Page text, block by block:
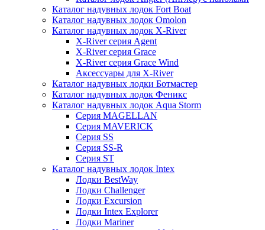
Каталог надувных лодок Fort Boat
Каталог надувных лодок Omolon
Каталог надувных лодок X-River
X-River серия Agent
X-River серия Grace
X-River серия Grace Wind
Аксессуары для X-River
Каталог надувных лодки Ботмастер
Каталог надувных лодок Феникc
Каталог надувных лодок Aqua Storm
Серия MAGELLAN
Серия MAVERICK
Серия SS
Серия SS-R
Серия ST
Каталог надувных лодок Intex
Лодки BestWay
Лодки Challenger
Лодки Excursion
Лодки Intex Explorer
Лодки Mariner